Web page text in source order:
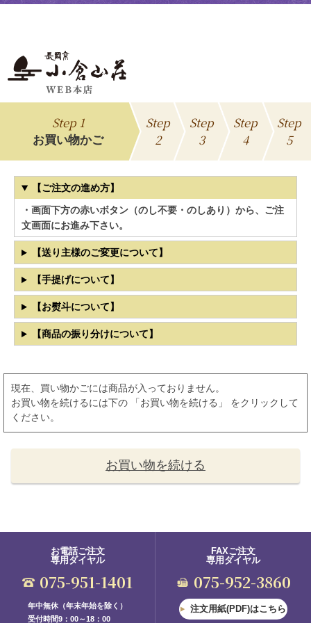
Step 1
お買い物かご
Step
2
Step
3
Step
4
Step
5
【ご注文の進め方】
・画面下方の赤いボタン（のし不要・のしあり）から、ご注
文画面にお進み下さい。
【送り主様のご変更について】
【手提げについて】
【お熨斗について】
【商品の振り分けについて】
現在、買い物かごには商品が入っておりません。
お買い物を続けるには下の 「お買い物を続ける」 をクリックして
ください。
お買い物を続ける
お電話ご注文
専用ダイヤル
075-951-1401
年中無休（年末年始を除く）
受付時間9：00～18：00
FAXご注文
専用ダイヤル
075-952-3860
注文用紙(PDF)はこちら